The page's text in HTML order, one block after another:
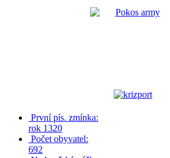
První pís. zmínka:
rok 1320
Počet obyvatel:
692